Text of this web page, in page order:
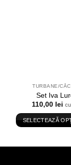
TURBANE/
Set Iva
110,00 lei
SELECTEAZĂ